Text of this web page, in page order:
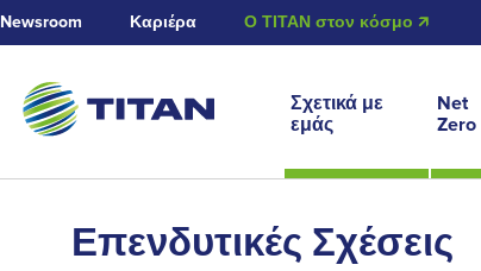
Newsroom Καριέρα Ο ΤΙΤΑΝ στον κόσμο 🡭
Σχετικά με
εμάς
Net
Zero
Επενδυτικές Σχέσεις